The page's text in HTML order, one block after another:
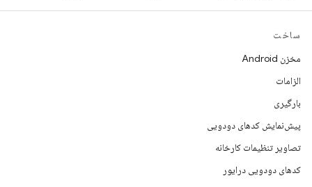
ساخت
مخزن Android
الزامات
بارگیری
پیش‌نمایش کدهای دودویی
تصاویر تنظیمات کارخانه
کدهای دودویی درایور